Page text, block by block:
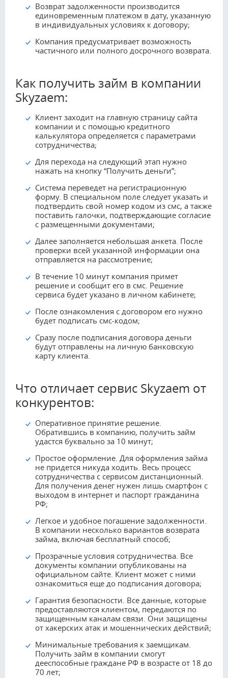
Возврат задолженности производится
единовременным платежом в дату, указанную
в индивидуальных условиях к договору;
Компания предусматривает возможность
частичного или полного досрочного возврата.
Как получить займ в компании
Skyzaem:
Клиент заходит на главную страницу сайта
компании и с помощью кредитного
калькулятора определяется с параметрами
сотрудничества;
Для перехода на следующий этап нужно
нажать на кнопку “Получить деньги”;
Система переведет на регистрационную
форму. В специальном поле следует указать и
подтвердить свой номер кодом из смс, а также
поставить галочки, подтверждающие согласие
с размещенными документами;
Далее заполняется небольшая анкета. После
проверки всей указанной информации она
отправляется на рассмотрение;
В течение 10 минут компания примет
решение и сообщит его в смс. Решение
сервиса будет указано в личном кабинете;
После ознакомления с договором его нужно
будет подписать смс-кодом;
Сразу после подписания договора деньги
будут отправлены на личную банковскую
карту клиента.
Что отличает сервис Skyzaem от
конкурентов:
Оперативное принятие решение.
Обратившись в компанию, получить займ
удастся буквально за 10 минут;
Простое оформление. Для оформления займа
не придется никуда ходить. Весь процесс
сотрудничества с сервисом дистанционный.
Для получения денег нужен лишь смартфон с
выходом в интернет и паспорт гражданина
РФ;
Легкое и удобное погашение задолженности.
В компании несколько вариантов возврата
займа, включая бесплатный способ;
Прозрачные условия сотрудничества. Все
документы компании опубликованы на
официальном сайте. Клиент может с ними
ознакомиться еще до подписания договора;
Гарантия безопасности. Все данные, которые
предоставляются клиентом, передаются по
защищенным каналам связи. Они защищены
от хакерских атак и мошеннических действий;
Минимальные требования к заемщикам.
Получить займ в компании смогут
дееспособные граждане РФ в возрасте от 18 до
70 лет;